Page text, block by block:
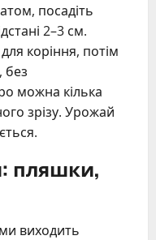
посадіть
2–3 см.
коріння, потім
без
можна кілька
зрізу. Урожай
пляшки,
виходить